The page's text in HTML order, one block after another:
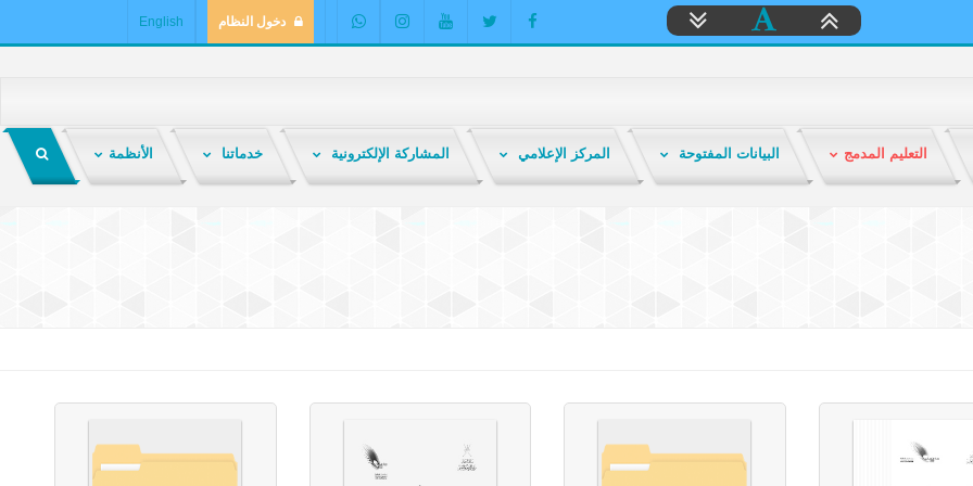
دخول النظام English
التعليم المدمج البيانات المفتوحة المركز الإعلامي المشاركة الإلكترونية خدماتنا الأنظمة